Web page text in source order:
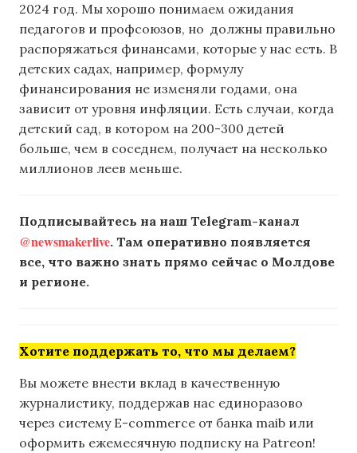
2024 год. Мы хорошо понимаем ожидания
педагогов и профсоюзов, но должны правильно
распоряжаться финансами, которые у нас есть. В
детских садах, например, формулу
финансирования не изменяли годами, она
зависит от уровня инфляции. Есть случаи, когда
детский сад, в котором на 200-300 детей
больше, чем в соседнем, получает на несколько
миллионов леев меньше.
Подписывайтесь на наш Telegram-канал
@newsmakerlive. Там оперативно появляется
все, что важно знать прямо сейчас о Молдове
и регионе.
Хотите поддержать то, что мы делаем?
Вы можете внести вклад в качественную
журналистику, поддержав нас единоразово
через систему E-commerce от банка maib или
оформить ежемесячную подписку на Patreon!